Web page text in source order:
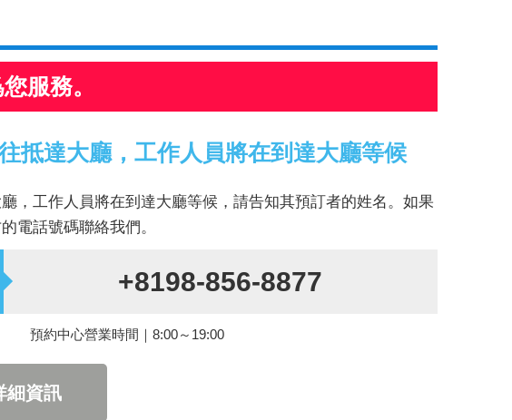
服務。
抵達大廳，工作人員將在到達大廳等候
，工作人員將在到達大廳等候，請告知其預訂者的姓名。如果
電話號碼聯絡我們。
+8198-856-8877
預約中心營業時間｜8:00～19:00
細資訊